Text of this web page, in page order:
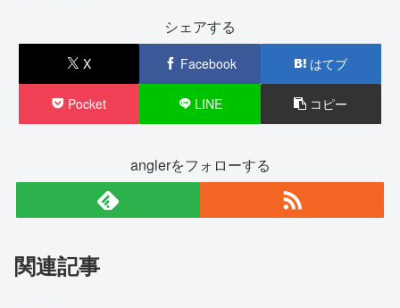
シェアする
X Facebook はてブ
Pocket LINE コピー
anglerをフォローする
関連記事